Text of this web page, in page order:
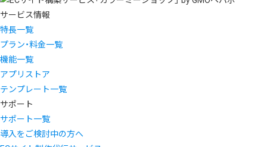
サービス情報
特長一覧
プラン・料金一覧
機能一覧
アプリストア
テンプレート一覧
サポート
サポート一覧
導入をご検討中の方へ